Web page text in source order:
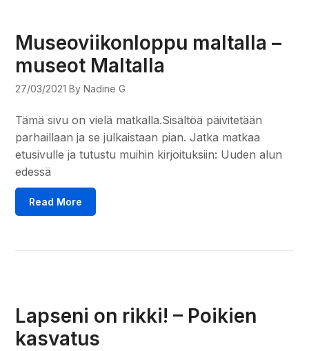
Museoviikonloppu maltalla –
museot Maltalla
27/03/2021 By Nadine G
Tämä sivu on vielä matkalla.Sisältöä päivitetään
parhaillaan ja se julkaistaan pian. Jatka matkaa
etusivulle ja tutustu muihin kirjoituksiin: Uuden alun
edessä
Read More
Lapseni on rikki! – Poikien
kasvatus